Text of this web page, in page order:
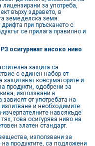
за употреба,
върху здравето, в
земеделска земя.
при пръскането с
се прилага правилно и
осигуряват високо ниво
защита са
с единен набор от
защитават консуматорите и
продукти, одобрени за
използвани в
от употребата на
и необходимите
навсякъде
това осигурява ниво на
златен стандарт.
използвани за
продуктите, са подложени